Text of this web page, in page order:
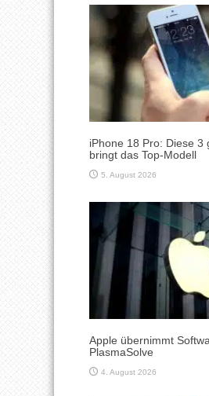
iPhone 18 Pro: Diese 3
bringt das Top-Modell
5. August 2026
Apple übernimmt
PlasmaSolve
4. August 2026